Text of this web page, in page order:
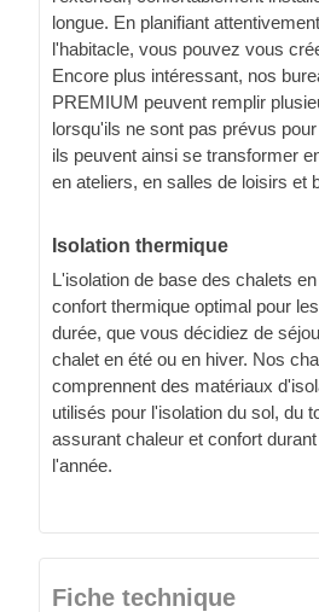
longue. En planifiant
l'habitacle, vous pouvez vous
Encore plus intéressant, nos
PREMIUM peuvent remplir
lorsqu'ils ne sont pas prévus
ils peuvent ainsi se transformer
en ateliers, en salles de loisirs et
Isolation thermique
L'isolation de base des chalets
confort thermique optimal pour
durée, que vous décidiez de
chalet en été ou en hiver. Nos
comprennent des matériaux
utilisés pour l'isolation du sol, du
assurant chaleur et confort
l'année.
Fiche technique